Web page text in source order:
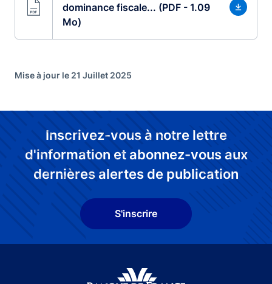
dominance fiscale... (PDF - 1.09
Mo)
Mise à jour le 21 Juillet 2025
Inscrivez-vous à notre lettre
d'information et abonnez-vous aux
dernières alertes de publication
S'inscrire